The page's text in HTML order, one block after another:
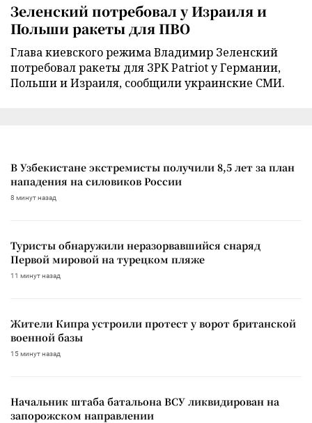
Зеленский потребовал у Израиля и
Польши ракеты для ПВО
Глава киевского режима Владимир Зеленский
потребовал ракеты для ЗРК Patriot у Германии,
Польши и Израиля, сообщили украинские СМИ.
В Узбекистане экстремисты получили 8,5 лет за план
нападения на силовиков России
8 минут назад
Туристы обнаружили неразорвавшийся снаряд
Первой мировой на турецком пляже
11 минут назад
Жители Кипра устроили протест у ворот британской
военной базы
15 минут назад
Начальник штаба батальона ВСУ ликвидирован на
запорожском направлении